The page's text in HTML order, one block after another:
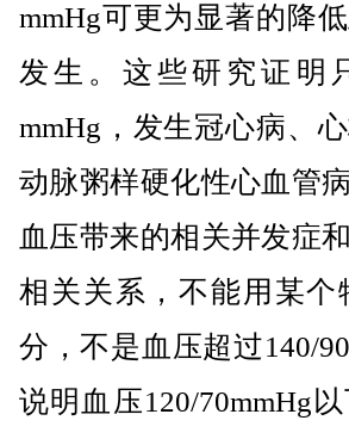
mmHg可更为显著的降
发生。这些研究证明
mmHg，发生冠心病、
动脉粥样硬化性心血管
血压带来的相关并发症
相关关系，不能用某
分，不是血压超过140/
说明血压120/70mmHg